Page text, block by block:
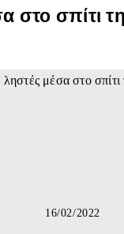
στο σπίτι
16/02/2022